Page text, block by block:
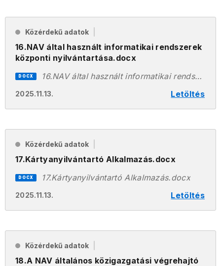
Közérdekű adatok
16.NAV által használt informatikai rendszerek
központi nyilvántartása.docx
2025.11.13. Letöltés
DOCX 16.NAV által használt informatikai rendszerek központi nyilvántartása.docx
Közérdekű adatok
17.Kártyanyilvántartó Alkalmazás.docx
2025.11.13. Letöltés
DOCX 17.Kártyanyilvántartó Alkalmazás.docx
Közérdekű adatok
18.A NAV általános közigazgatási végrehajtó